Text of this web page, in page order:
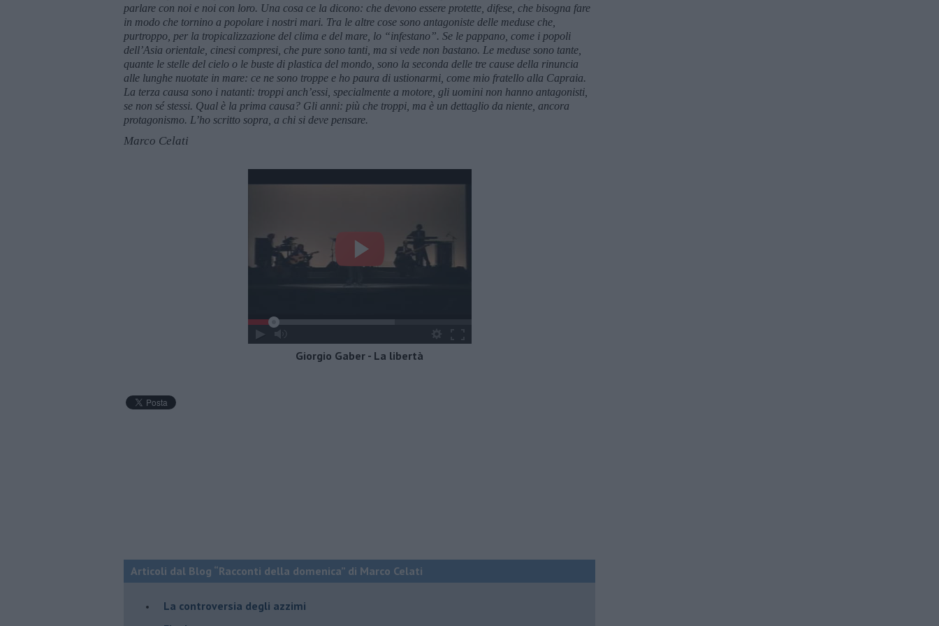
parlare con noi e noi con loro. Una cosa ce la dicono: che devono essere protette, difese, che bisogna fare
in modo che tornino a popolare i nostri mari. Tra le altre cose sono antagoniste delle meduse che,
purtroppo, per la tropicalizzazione del clima e del mare, lo “infestano”. Se le pappano, come i popoli
dell’Asia orientale, cinesi compresi, che pure sono tanti, ma si vede non bastano. Le meduse sono tante,
quante le stelle del cielo o le buste di plastica del mondo, sono la seconda delle tre cause della rinuncia
alle lunghe nuotate in mare: ce ne sono troppe e ho paura di ustionarmi, come mio fratello alla Capraia.
La terza causa sono i natanti: troppi anch’essi , specialmente a motore, gli uomini non hanno antagonisti,
se non sé stessi. Qual è la prima causa? Gli anni: più che troppi, ma è un dettaglio da niente, ancora
protagonismo. L’ho scritto sopra, a chi si deve pensare.
Marco Celati
Giorgio Gaber - La libertà
Articoli dal Blog “Racconti della domenica” di Marco Celati
La controversia degli azzimi